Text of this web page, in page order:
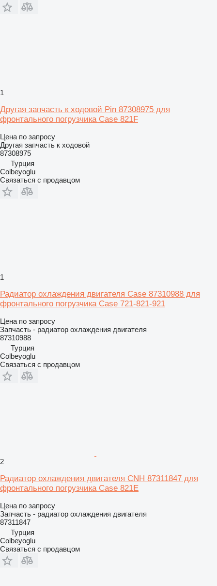
1
Другая запчасть к ходовой Pin 87308975 для
фронтального погрузчика Case 821F
Цена по запросу
Другая запчасть к ходовой
87308975
Турция
Colbeyoglu
Связаться с продавцом
1
Радиатор охлаждения двигателя Case 87310988 для
фронтального погрузчика Case 721-821-921
Цена по запросу
Запчасть - радиатор охлаждения двигателя
87310988
Турция
Colbeyoglu
Связаться с продавцом
2
Радиатор охлаждения двигателя CNH 87311847 для
фронтального погрузчика Case 821E
Цена по запросу
Запчасть - радиатор охлаждения двигателя
87311847
Турция
Colbeyoglu
Связаться с продавцом